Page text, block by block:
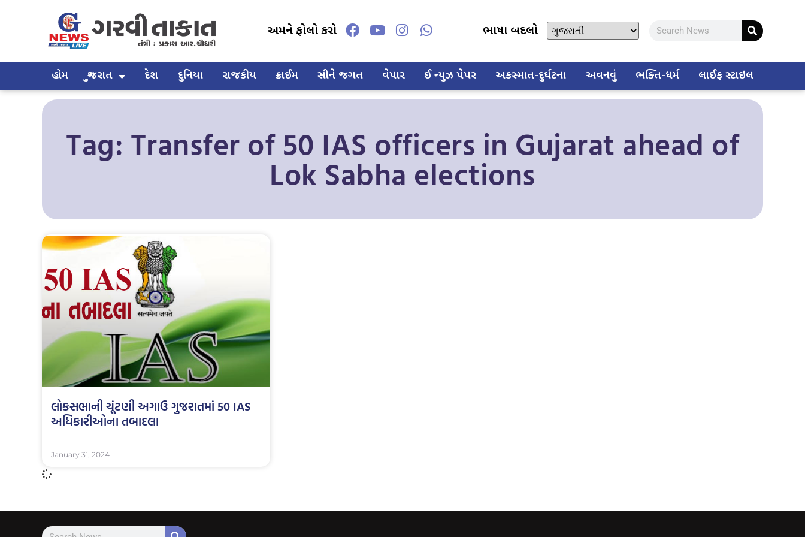
અમને ફોલો કરો ભાષા બદલો
હોમ ગુજરાત દેશ દુનિયા રાજકીય ક્રાઈમ સીને જગત વેપાર ઈ ન્યુઝ પેપર અકસ્માત-દુર્ઘટના અવનવું ભક્તિ-ધર્મ લાઈફ સ્ટાઇલ
Tag: Transfer of 50 IAS officers in Gujarat ahead of
Lok Sabha elections
લોકસભાની ચૂંટણી અગાઉ ગુજરાતમાં 50 IAS
અધિકારીઓના તબાદલા
January 31, 2024